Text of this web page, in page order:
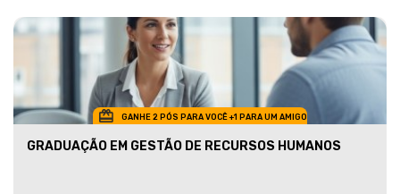
GANHE 2 PÓS PARA VOCÊ +1 PARA UM AMIGO
GRADUAÇÃO EM GESTÃO DE RECURSOS HUMANOS